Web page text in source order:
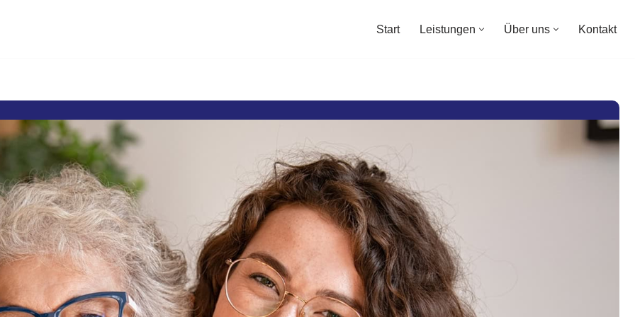
Start Leistungen Über uns Kontakt